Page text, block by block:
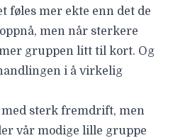
føles mer ekte enn det de
men når sterkere
gruppen litt til kort. Og
i å virkelig
sterk fremdrift, men
vår modige lille gruppe